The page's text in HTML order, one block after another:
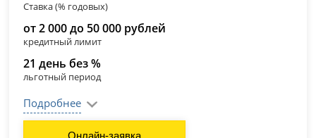
Ставка (% годовых)
от 2 000 до 50 000 рублей
кредитный лимит
21 день без %
льготный период
Подробнее
Онлайн-заявка